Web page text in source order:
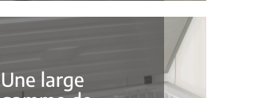
Une large